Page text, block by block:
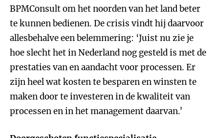
BPMConsult om het noorden van het land beter
te kunnen bedienen. De crisis vindt hij daarvoor
allesbehalve een belemmering: ‘Juist nu zie je
hoe slecht het in Nederland nog gesteld is met de
prestaties van en aandacht voor processen. Er
zijn heel wat kosten te besparen en winsten te
maken door te investeren in de kwaliteit van
processen en in het management daarvan.’